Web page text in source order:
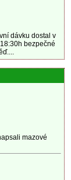
dávku dostal v
bezpečné
mazové